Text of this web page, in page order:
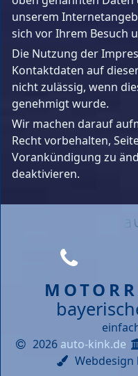
unserem
sich vor Ihrem Besuch
Die Nutzung der
Kontaktdaten auf
nicht zulässig, wenn
genehmigt wurde.
Wir machen darauf
Recht vorbehalten,
Vorankündigung zu
deaktivieren.
2026 auto-kink.de
Webdesign